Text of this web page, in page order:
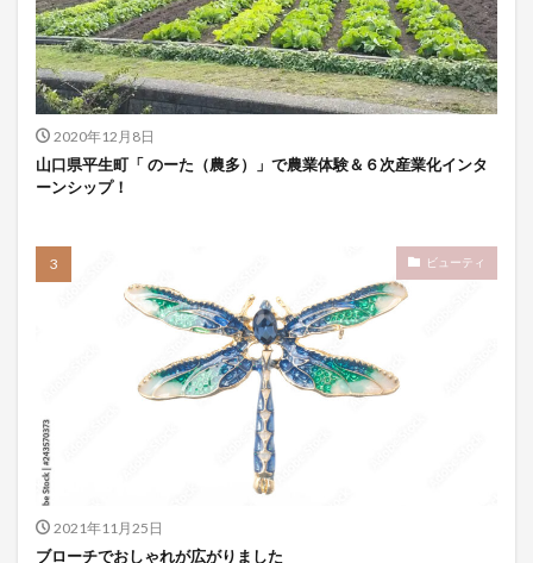
2020年12月8日
山口県平生町「 のーた（農多）」で農業体験＆６次産業化インタ
ーンシップ！
ビューティ
2021年11月25日
ブローチでおしゃれが広がりました